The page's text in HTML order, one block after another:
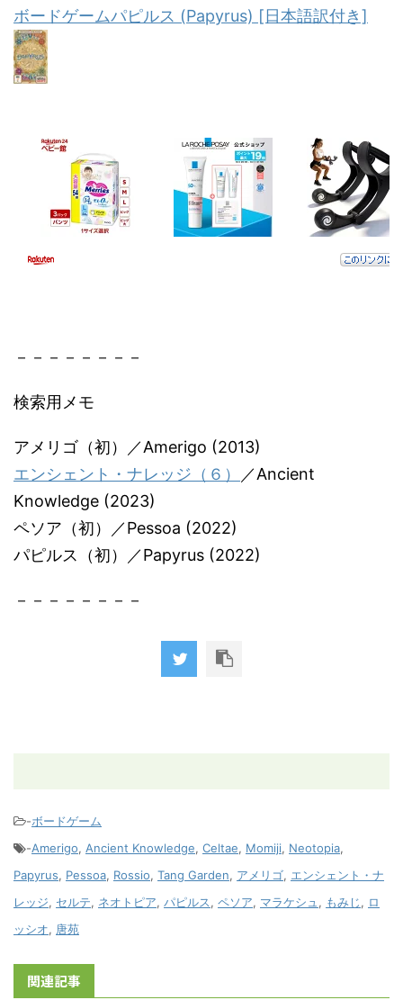
ボードゲームパピルス (Papyrus) [日本語訳付き]
－－－－－－－－
検索用メモ
アメリゴ（初）／Amerigo (2013)
エンシェント・ナレッジ（６）
／Ancient
Knowledge (2023)
ペソア（初）／Pessoa (2022)
パピルス（初）／Papyrus (2022)
－－－－－－－－
-ボードゲーム
-Amerigo, Ancient Knowledge, Celtae, Momiji, Neotopia,
Papyrus, Pessoa, Rossio, Tang Garden, アメリゴ, エンシェント・ナ
レッジ, セルテ, ネオトピア, パピルス, ペソア, マラケシュ , もみじ, ロ
ッシオ, 唐苑
関連記事